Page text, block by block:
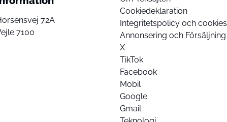
72A
7100
Cookiedeklaration
Integritetspolicy och cookies
Annonsering och Försäljning
X
TikTok
Facebook
Mobil
Google
Gmail